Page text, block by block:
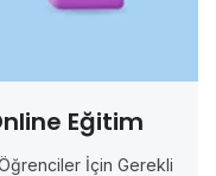
Eğitim
İçin Gerekli